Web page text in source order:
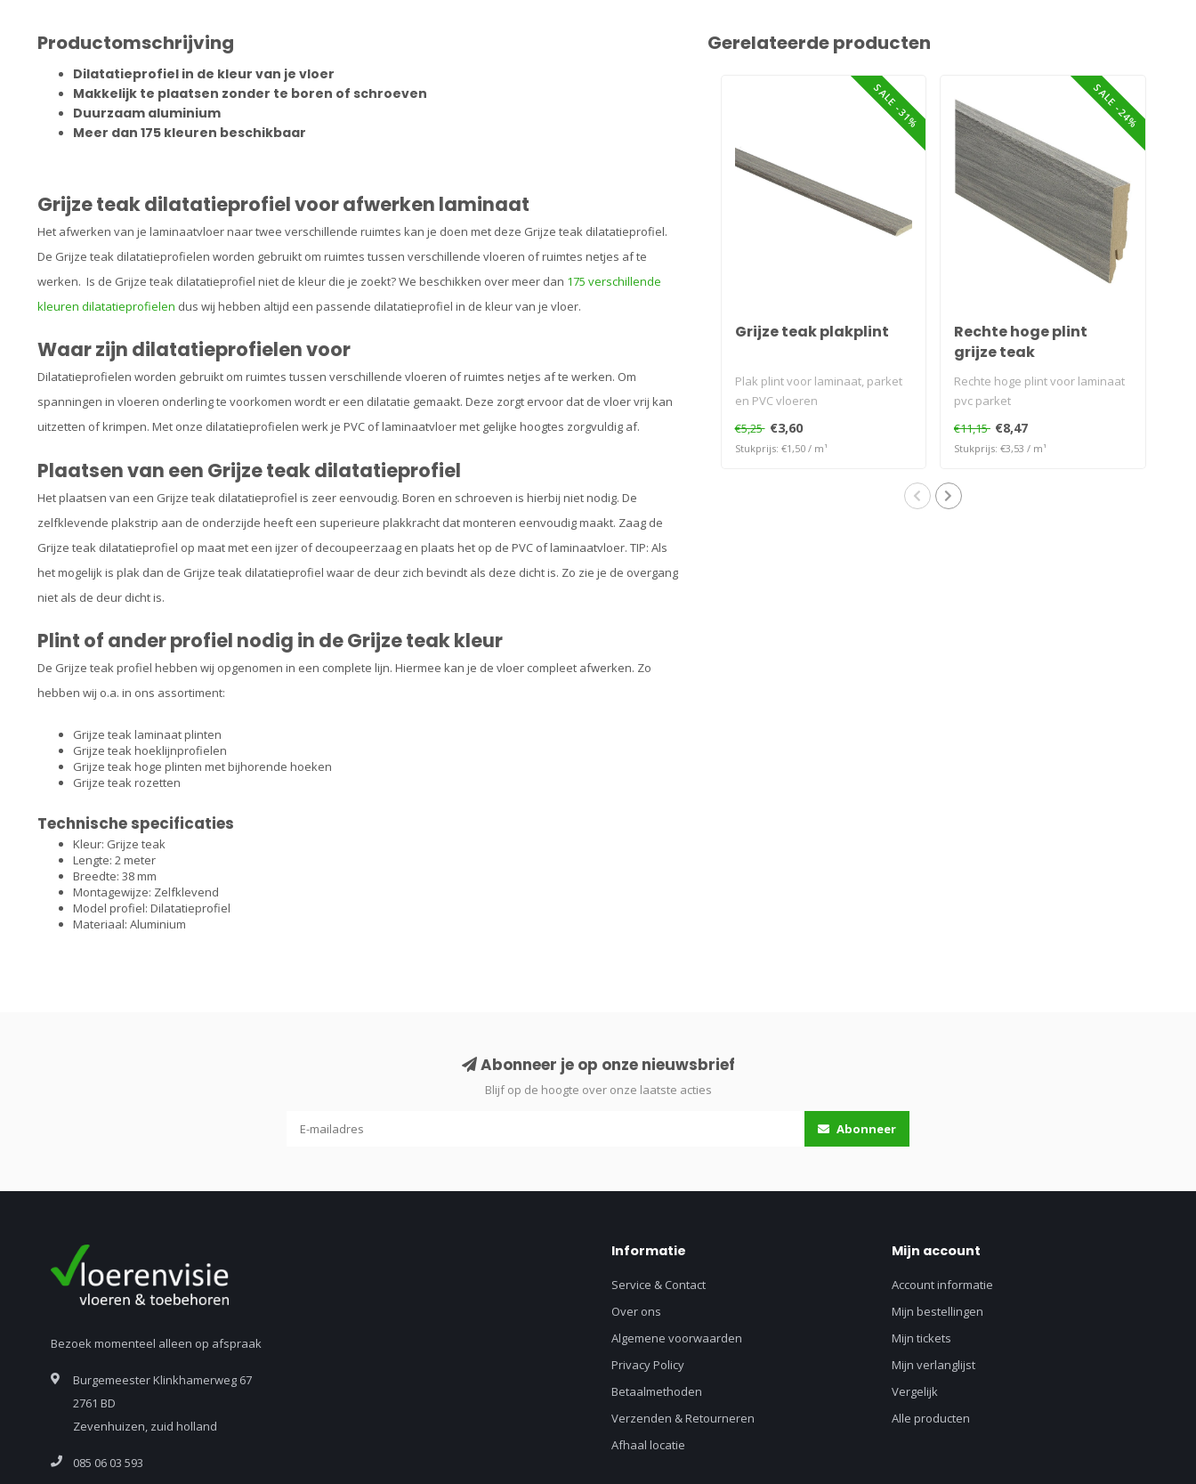
Productomschrijving
Dilatatieprofiel in de kleur van je vloer
Makkelijk te plaatsen zonder te boren of schroeven
Duurzaam aluminium
Meer dan 175 kleuren beschikbaar
Grijze teak dilatatieprofiel voor afwerken laminaat
Het afwerken van je laminaatvloer naar twee verschillende ruimtes kan je doen met deze Grijze teak dilatatieprofiel.
De Grijze teak dilatatieprofielen worden gebruikt om ruimtes tussen verschillende vloeren of ruimtes netjes af te
werken. Is de Grijze teak dilatatieprofiel niet de kleur die je zoekt? We beschikken over meer dan 175 verschillende
kleuren dilatatieprofielen dus wij hebben altijd een passende dilatatieprofiel in de kleur van je vloer.
Waar zijn dilatatieprofielen voor
Dilatatieprofielen worden gebruikt om ruimtes tussen verschillende vloeren of ruimtes netjes af te werken. Om
spanningen in vloeren onderling te voorkomen wordt er een dilatatie gemaakt. Deze zorgt ervoor dat de vloer vrij kan
uitzetten of krimpen. Met onze dilatatieprofielen werk je PVC of laminaatvloer met gelijke hoogtes zorgvuldig af.
Plaatsen van een Grijze teak dilatatieprofiel
Het plaatsen van een Grijze teak dilatatieprofiel is zeer eenvoudig. Boren en schroeven is hierbij niet nodig. De
zelfklevende plakstrip aan de onderzijde heeft een superieure plakkracht dat monteren eenvoudig maakt. Zaag de
Grijze teak dilatatieprofiel op maat met een ijzer of decoupeerzaag en plaats het op de PVC of laminaatvloer. TIP: Als
het mogelijk is plak dan de Grijze teak dilatatieprofiel waar de deur zich bevindt als deze dicht is. Zo zie je de overgang
niet als de deur dicht is.
Plint of ander profiel nodig in de Grijze teak kleur
De Grijze teak profiel hebben wij opgenomen in een complete lijn. Hiermee kan je de vloer compleet afwerken. Zo
hebben wij o.a. in ons assortiment:
Grijze teak laminaat plinten
Grijze teak hoeklijnprofielen
Grijze teak hoge plinten met bijhorende hoeken
Grijze teak rozetten
Technische specificaties
Kleur: Grijze teak
Lengte: 2 meter
Breedte: 38 mm
Montagewijze: Zelfklevend
Model profiel: Dilatatieprofiel
Materiaal: Aluminium
Gerelateerde producten
SALE -31%
Grijze teak plakplint
Plak plint voor laminaat, parket
en PVC vloeren
€5,25 €3,60
Stukprijs: €1,50 / m¹
SALE -24%
Rechte hoge plint
grijze teak
Rechte hoge plint voor laminaat
pvc parket
€11,15 €8,47
Stukprijs: €3,53 / m¹
Abonneer je op onze nieuwsbrief
Blijf op de hoogte over onze laatste acties
Abonneer
Bezoek momenteel alleen op afspraak
Burgemeester Klinkhamerweg 67
2761 BD
Zevenhuizen, zuid holland
085 06 03 593
Informatie
Service & Contact
Over ons
Algemene voorwaarden
Privacy Policy
Betaalmethoden
Verzenden & Retourneren
Afhaal locatie
Mijn account
Account informatie
Mijn bestellingen
Mijn tickets
Mijn verlanglijst
Vergelijk
Alle producten